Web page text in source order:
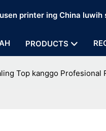
printer ing China luwih
PRODUCTS
Top kanggo Profesional